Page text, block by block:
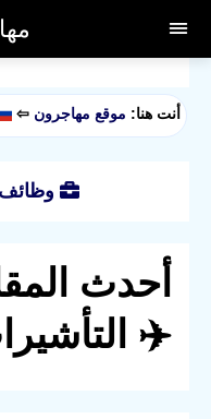
أنت هنا: موقع مهاجرون ⇦
أحدث
✈️